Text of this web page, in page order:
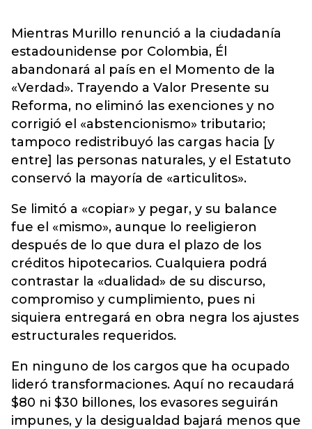
Mientras Murillo renunció a la ciudadanía
estadounidense por Colombia, Él
abandonará al país en el Momento de la
«Verdad». Trayendo a Valor Presente su
Reforma, no eliminó las exenciones y no
corrigió el «abstencionismo» tributario;
tampoco redistribuyó las cargas hacia [y
entre] las personas naturales, y el Estatuto
conservó la mayoría de «articulitos».
Se limitó a «copiar» y pegar, y su balance
fue el «mismo», aunque lo reeligieron
después de lo que dura el plazo de los
créditos hipotecarios. Cualquiera podrá
contrastar la «dualidad» de su discurso,
compromiso y cumplimiento, pues ni
siquiera entregará en obra negra los ajustes
estructurales requeridos.
En ninguno de los cargos que ha ocupado
lideró transformaciones. Aquí no recaudará
$80 ni $30 billones, los evasores seguirán
impunes, y la desigualdad bajará menos que